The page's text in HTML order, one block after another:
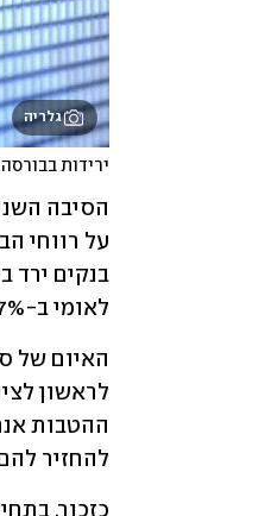
גלריה
ירידות
הסיבה
לאומי ב-3.7% והבינלאומי ב-4.8%.
להחזיר